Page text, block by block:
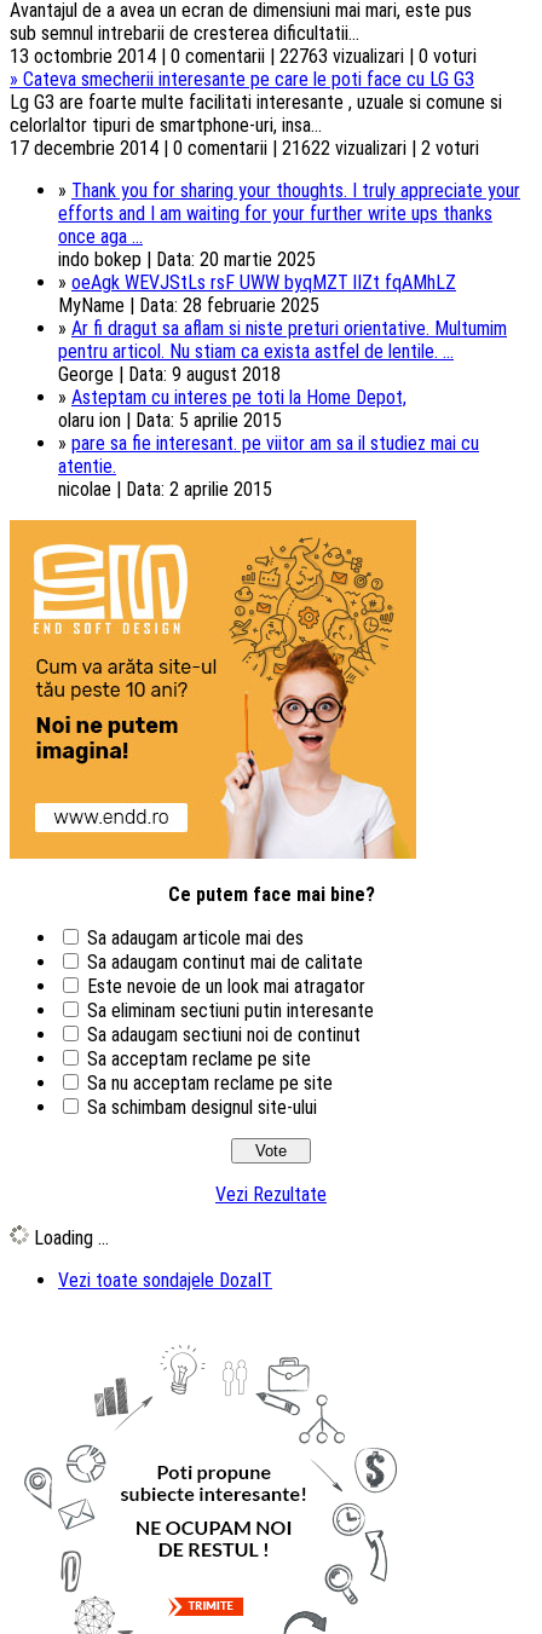
Avantajul de a avea un ecran de dimensiuni mai mari, este pus
sub semnul intrebarii de cresterea dificultatii...
13 octombrie 2014 | 0 comentarii | 22763 vizualizari | 0 voturi
» Cateva smecherii interesante pe care le poti face cu LG G3
Lg G3 are foarte multe facilitati interesante , uzuale si comune si
celorlaltor tipuri de smartphone-uri, insa...
17 decembrie 2014 | 0 comentarii | 21622 vizualizari | 2 voturi
» Thank you for sharing your thoughts. I truly appreciate your
efforts and I am waiting for your further write ups thanks
once aga ...
indo bokep | Data: 20 martie 2025
» oeAgk WEVJStLs rsF UWW byqMZT lIZt fqAMhLZ
MyName | Data: 28 februarie 2025
» Ar fi dragut sa aflam si niste preturi orientative. Multumim
pentru articol. Nu stiam ca exista astfel de lentile. ...
George | Data: 9 august 2018
» Asteptam cu interes pe toti la Home Depot,
olaru ion | Data: 5 aprilie 2015
» pare sa fie interesant. pe viitor am sa il studiez mai cu
atentie.
nicolae | Data: 2 aprilie 2015
Ce putem face mai bine?
Sa adaugam articole mai des
Sa adaugam continut mai de calitate
Este nevoie de un look mai atragator
Sa eliminam sectiuni putin interesante
Sa adaugam sectiuni noi de continut
Sa acceptam reclame pe site
Sa nu acceptam reclame pe site
Sa schimbam designul site-ului
Vezi Rezultate
Loading ...
Vezi toate sondajele DozaIT